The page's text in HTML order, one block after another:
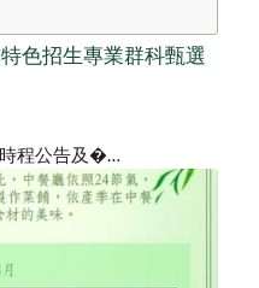
色招生專業群科甄選
時程公告及�…